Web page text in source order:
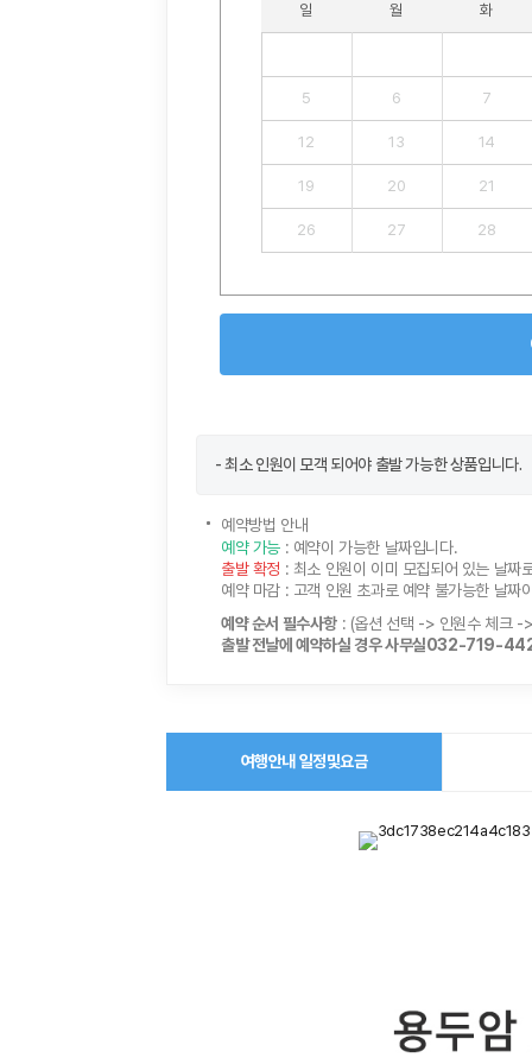
일 월 화
5 6 7
12 13 14
19 20 21
26 27 28
- 최소 인원이 모객 되어야 출발 가능한 상품입니다.
예약방법 안내
예약 가능 : 예약이 가능한 날짜입니다.
출발 확정 : 최소 인원이 이미 모집되어 있는 날짜
예약 마감 : 고객 인원 초과로 예약 불가능한 날
예약 순서 필수사항 : (옵션 선택 -> 인원수 체크 -
출발 전날에 예약하실 경우 사무실032-719-
여행안내 일정및요금